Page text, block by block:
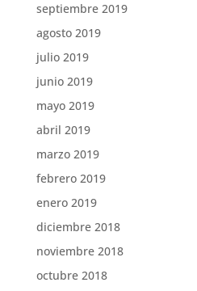
septiembre 2019
agosto 2019
julio 2019
junio 2019
mayo 2019
abril 2019
marzo 2019
febrero 2019
enero 2019
diciembre 2018
noviembre 2018
octubre 2018